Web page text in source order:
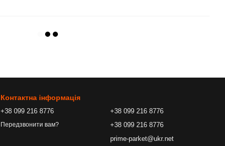
Контактна інформація
+38 099 216 8776
Передзвонити вам?
+38 099 216 8776
+38 099 216 8776
prime-parket@ukr.net